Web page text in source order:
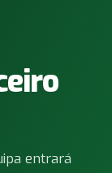
entrará